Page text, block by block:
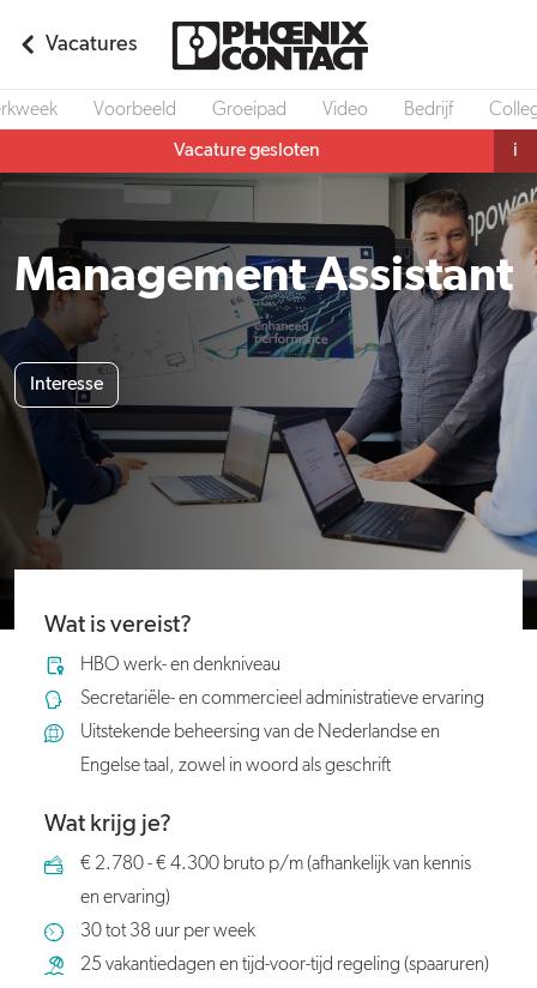
Vacatures
Voorbeeld Groeipad Video Bedrijf
Vacature gesloten i
Management Assistant
Interesse
Wat is vereist?
HBO werk- en denkniveau
Secretariële- en commercieel administratieve ervaring
Uitstekende beheersing van de Nederlandse en
Engelse taal, zowel in woord als geschrift
Wat krijg je?
€ 2.780 - € 4.300 bruto p/m (afhankelijk van kennis
en ervaring)
30 tot 38 uur per week
25 vakantiedagen en tijd-voor-tijd regeling (spaaruren)